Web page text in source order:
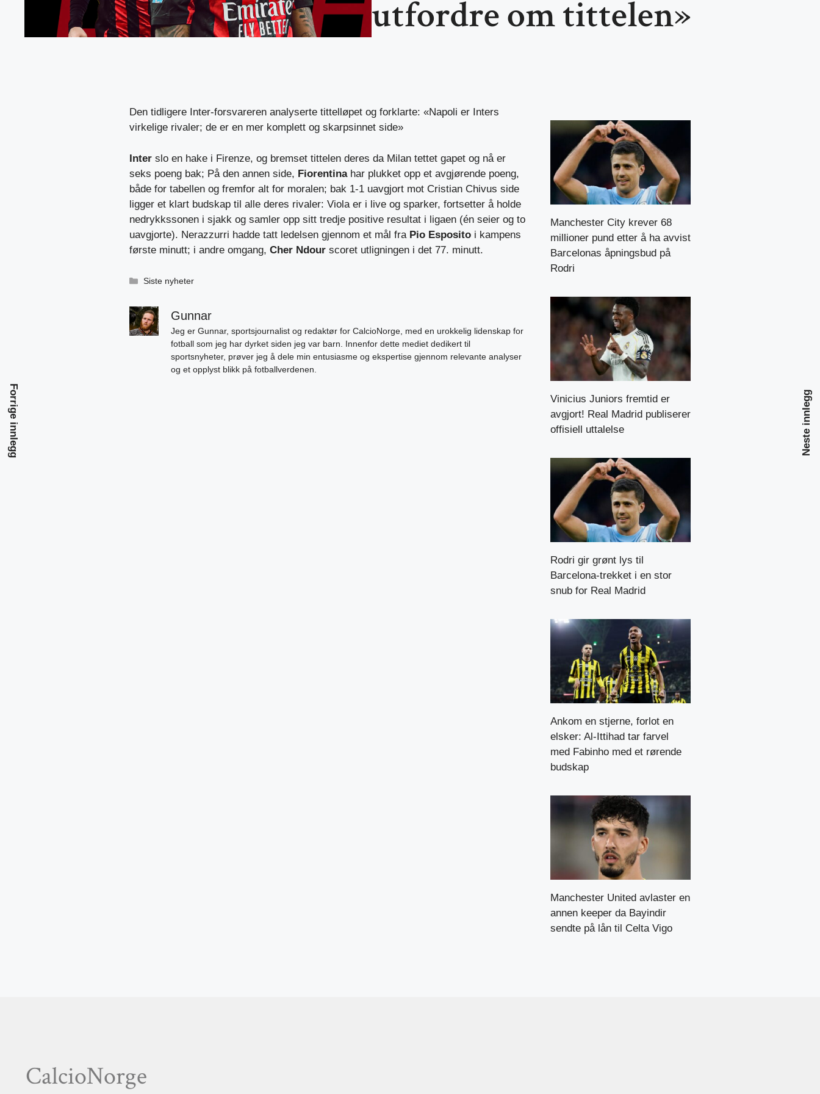
utfordre om tittelen»
Den tidligere Inter-forsvareren analyserte tittelløpet og forklarte: «Napoli er Inters
virkelige rivaler; de er en mer komplett og skarpsinnet side»
Inter slo en hake i Firenze, og bremset tittelen deres da Milan tettet gapet og nå er
seks poeng bak; På den annen side, Fiorentinahar plukket opp et avgjørende poeng,
både for tabellen og fremfor alt for moralen; bak 1-1 uavgjort mot Cristian Chivus side
ligger et klart budskap til alle deres rivaler: Viola er i live og sparker, fortsetter å holde
nedrykkssonen i sjakk og samler opp sitt tredje positive resultat i ligaen (én seier og to
uavgjorte). Nerazzurri hadde tatt ledelsen gjennom et mål fra Pio Esposito i kampens
første minutt; i andre omgang, Cher Ndour scoret utligningen i det 77. minutt.
Kategorier
Siste nyheter
Gunnar
Jeg er Gunnar, sportsjournalist og redaktør for CalcioNorge, med en urokkelig lidenskap for
fotball som jeg har dyrket siden jeg var barn. Innenfor dette mediet dedikert til
sportsnyheter, prøver jeg å dele min entusiasme og ekspertise gjennom relevante analyser
og et opplyst blikk på fotballverdenen.
Forrige innlegg Neste innlegg
Manchester City krever 68
millioner pund etter å ha avvist
Barcelonas åpningsbud på
Rodri
Vinicius Juniors fremtid er
avgjort! Real Madrid publiserer
offisiell uttalelse
Rodri gir grønt lys til
Barcelona-trekket i en stor
snub for Real Madrid
Ankom en stjerne, forlot en
elsker: Al-Ittihad tar farvel
med Fabinho med et rørende
budskap
Manchester United avlaster en
annen keeper da Bayindir
sendte på lån til Celta Vigo
CalcioNorge